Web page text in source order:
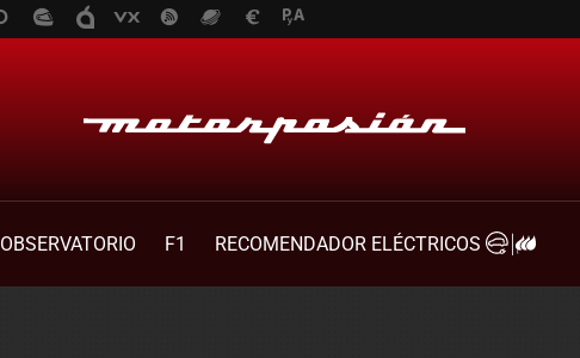
OBSERVATORIO F1
RECOMENDADOR ELÉCTRICOS